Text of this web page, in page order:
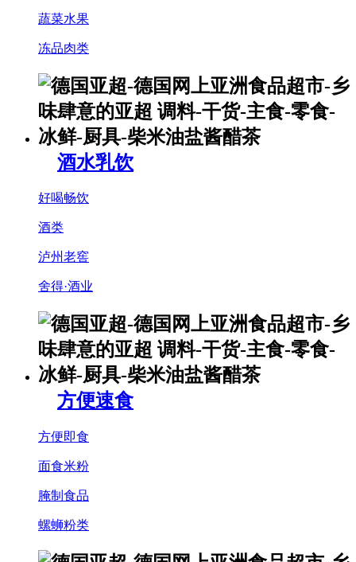
蔬菜水果
冻品肉类
酒水乳饮
好喝畅饮
酒类
泸州老窖
舍得·酒业
方便速食
方便即食
面食米粉
腌制食品
螺蛳粉类